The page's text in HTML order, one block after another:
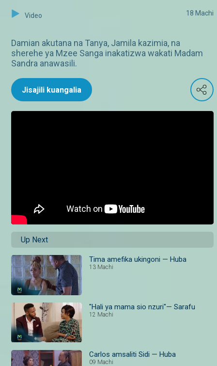
Video 18 Machi
Damian akutana na Tanya, Jamila kazimia, na
sherehe ya Mzee Sanga inakatizwa wakati Madam
Sandra anawasili.
Jisajili kuangalia
Up Next
Tima amefika ukingoni — Huba
13 Machi
"Hali ya mama sio nzuri"— Sarafu
12 Machi
Carlos amsaliti Sidi — Huba
09 Machi